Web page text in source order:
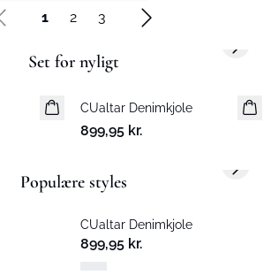
1 2 3
Set for nyligt
Nyhed
CUaltar Denimkjole
899,95 kr.
Next
Populære styles
CUaltar Denimkjole
899,95 kr.
Next